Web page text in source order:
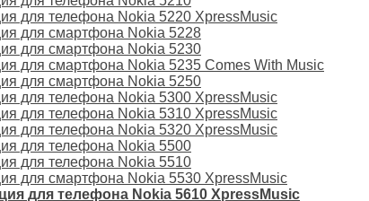
для телефона Nokia 5220 XpressMusic
для смартфона Nokia 5228
для смартфона Nokia 5230
для смартфона Nokia 5235 Comes With Music
для смартфона Nokia 5250
для телефона Nokia 5300 XpressMusic
для телефона Nokia 5310 XpressMusic
для телефона Nokia 5320 XpressMusic
для телефона Nokia 5500
для телефона Nokia 5510
для смартфона Nokia 5530 XpressMusic
для телефона Nokia 5610 XpressMusic